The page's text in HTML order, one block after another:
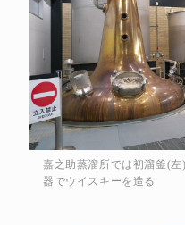
嘉之助蒸溜所では初溜釜(
器でウイスキーを造る